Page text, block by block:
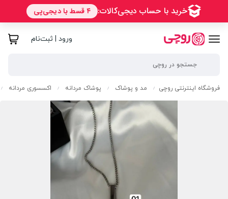
ورود | ثبت‌نام
فروشگاه اینترنتی روچی / مد و پوشاک / پوشاک مردانه / اکسسوری مردانه /